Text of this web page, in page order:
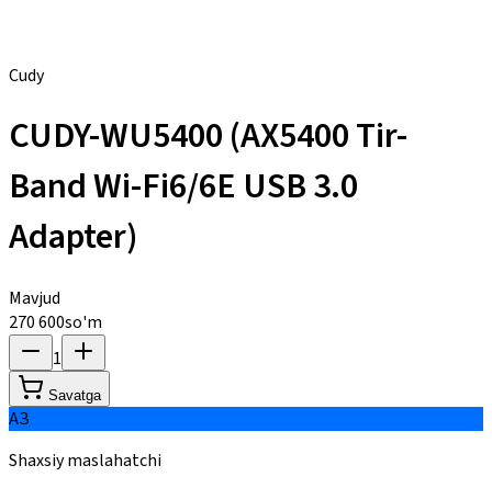
Cudy
CUDY-WU5400 (AX5400 Tir-
Band Wi-Fi6/6E USB 3.0
Adapter)
Mavjud
270 600so'm
1
Savatga
АЗ
Shaxsiy maslahatchi